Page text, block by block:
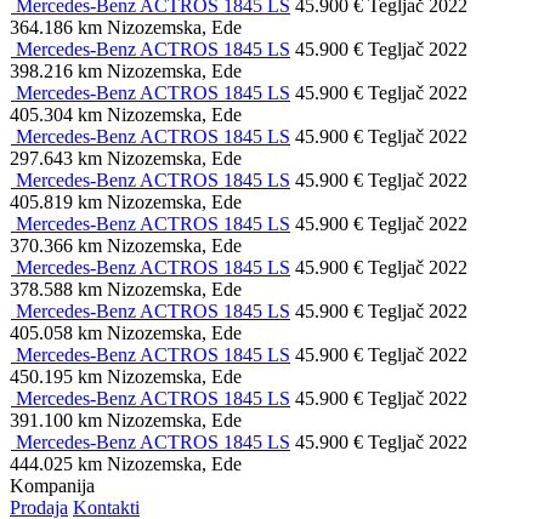
Mercedes-Benz ACTROS 1845 LS 45.900 € Tegljač 2022
364.186 km Nizozemska, Ede
Mercedes-Benz ACTROS 1845 LS 45.900 € Tegljač 2022
398.216 km Nizozemska, Ede
Mercedes-Benz ACTROS 1845 LS 45.900 € Tegljač 2022
405.304 km Nizozemska, Ede
Mercedes-Benz ACTROS 1845 LS 45.900 € Tegljač 2022
297.643 km Nizozemska, Ede
Mercedes-Benz ACTROS 1845 LS 45.900 € Tegljač 2022
405.819 km Nizozemska, Ede
Mercedes-Benz ACTROS 1845 LS 45.900 € Tegljač 2022
370.366 km Nizozemska, Ede
Mercedes-Benz ACTROS 1845 LS 45.900 € Tegljač 2022
378.588 km Nizozemska, Ede
Mercedes-Benz ACTROS 1845 LS 45.900 € Tegljač 2022
405.058 km Nizozemska, Ede
Mercedes-Benz ACTROS 1845 LS 45.900 € Tegljač 2022
450.195 km Nizozemska, Ede
Mercedes-Benz ACTROS 1845 LS 45.900 € Tegljač 2022
391.100 km Nizozemska, Ede
Mercedes-Benz ACTROS 1845 LS 45.900 € Tegljač 2022
444.025 km Nizozemska, Ede
Kompanija
Prodaja Kontakti